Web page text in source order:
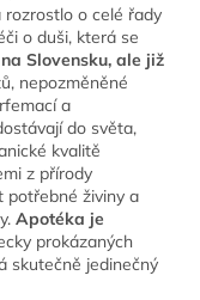
rozrostlo o celé řady
o duši, která se
Slovensku, ale již
nepozměněné
a
do světa,
kvalitě
z přírody
potřebné živiny a
Apotéka je
prokázaných
skutečně jedinečný